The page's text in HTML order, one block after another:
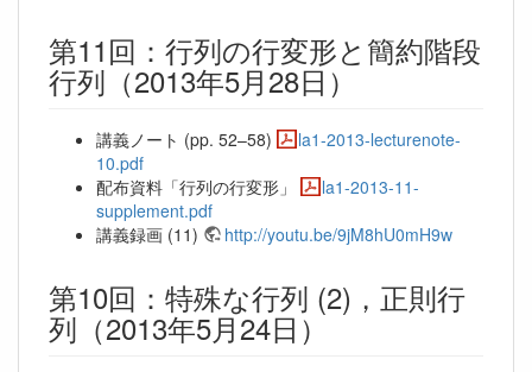
第11回：行列の行変形と簡約階段
行列（2013年5月28日）
講義ノート (pp. 52–58)
la1-2013-lecturenote-
10.pdf
配布資料「行列の行変形」
la1-2013-11-
supplement.pdf
講義録画 (11)
http://youtu.be/9jM8hU0mH9w
第10回：特殊な行列 (2)，正則行
列（2013年5月24日）